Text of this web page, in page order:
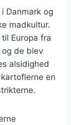
Danmark og
madkultur.
Europa fra
og de blev
alsidighed
en